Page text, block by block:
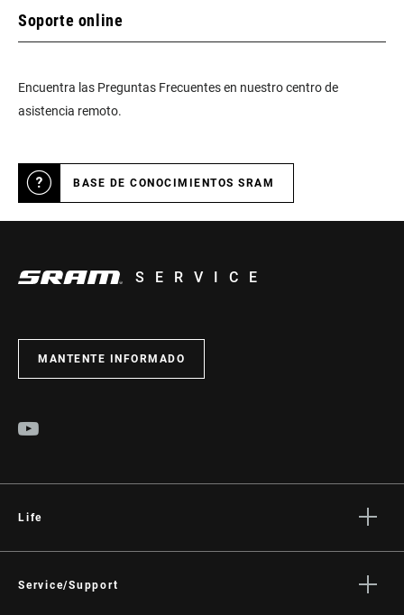
Soporte online
Encuentra las Preguntas Frecuentes en nuestro centro de
asistencia remoto.
BASE DE CONOCIMIENTOS SRAM
SERVICE
MANTENTE INFORMADO
Life
Cultura
Service/Support